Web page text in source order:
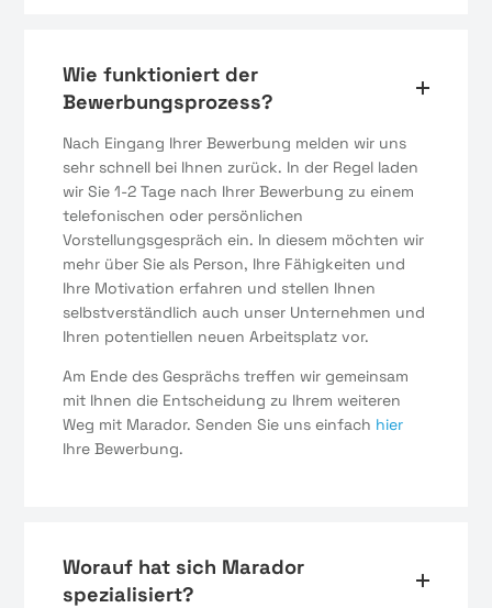
Wie funktioniert der
Bewerbungsprozess?
Nach Eingang Ihrer Bewerbung melden wir uns
sehr schnell bei Ihnen zurück. In der Regel laden
wir Sie 1-2 Tage nach Ihrer Bewerbung zu einem
telefonischen oder persönlichen
Vorstellungsgespräch ein. In diesem möchten wir
mehr über Sie als Person, Ihre Fähigkeiten und
Ihre Motivation erfahren und stellen Ihnen
selbstverständlich auch unser Unternehmen und
Ihren potentiellen neuen Arbeitsplatz vor.
Am Ende des Gesprächs treffen wir gemeinsam
mit Ihnen die Entscheidung zu Ihrem weiteren
Weg mit Marador. Senden Sie uns einfach hier
Ihre Bewerbung.
Worauf hat sich Marador
spezialisiert?